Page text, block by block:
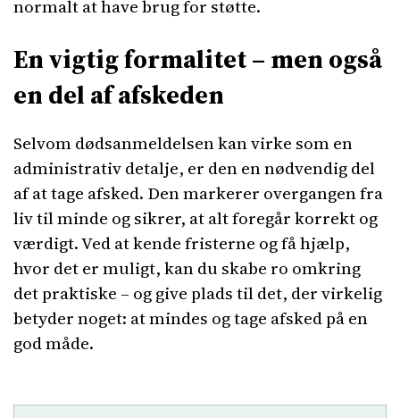
normalt at have brug for støtte.
En vigtig formalitet – men også
en del af afskeden
Selvom dødsanmeldelsen kan virke som en
administrativ detalje, er den en nødvendig del
af at tage afsked. Den markerer overgangen fra
liv til minde og sikrer, at alt foregår korrekt og
værdigt. Ved at kende fristerne og få hjælp,
hvor det er muligt, kan du skabe ro omkring
det praktiske – og give plads til det, der virkelig
betyder noget: at mindes og tage afsked på en
god måde.